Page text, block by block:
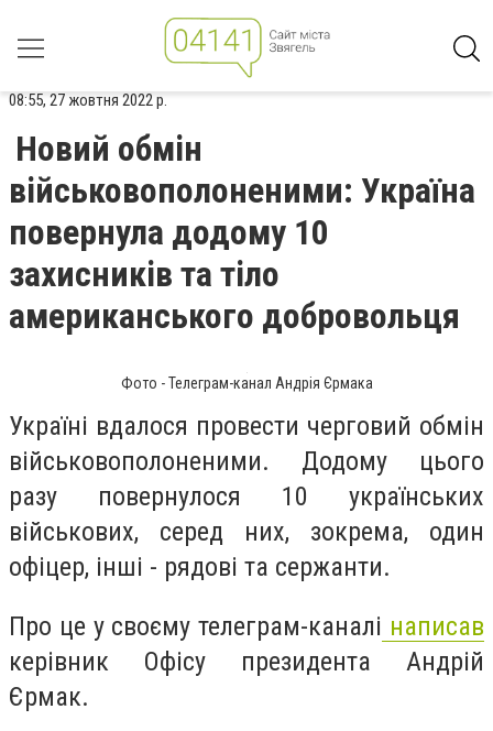
08:55, 27 жовтня 2022 р.
Новий обмін
військовополоненими: Україна
повернула додому 10
захисників та тіло
американського добровольця
Фото - Телеграм-канал Андрія Єрмака
Україні вдалося провести черговий обмін
військовополоненими. Додому цього
разу повернулося 10 українських
військових, серед них, зокрема, один
офіцер, інші - рядові та сержанти.
Про це у своєму телеграм-каналі написав
керівник Офісу президента Андрій
Єрмак.